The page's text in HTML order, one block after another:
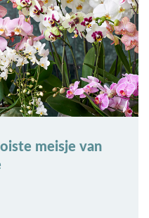
meisje van